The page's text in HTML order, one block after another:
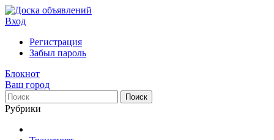
Вход
Регистрация
Забыл пароль
Блокнот
Ваш город
Поиск
Рубрики